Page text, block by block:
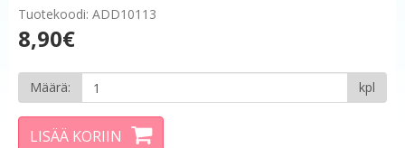
Tuotekoodi: ADD10113
8,90€
Määrä: kpl
LISÄÄ KORIIN